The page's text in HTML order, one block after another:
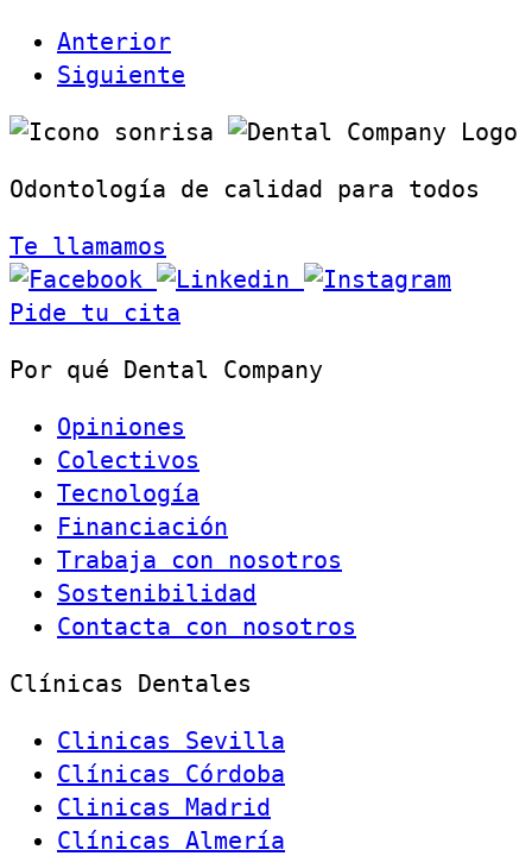
Anterior
Siguiente
Odontología de calidad para todos
Te llamamos
Pide tu cita
Por qué Dental Company
Opiniones
Colectivos
Tecnología
Financiación
Trabaja con nosotros
Sostenibilidad
Contacta con nosotros
Clínicas Dentales
Clinicas Sevilla
Clínicas Córdoba
Clinicas Madrid
Clínicas Almería